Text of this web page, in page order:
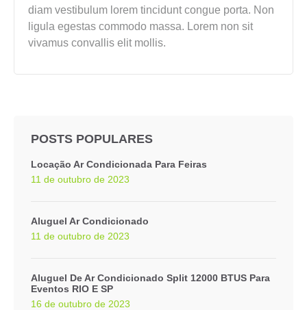
diam vestibulum lorem tincidunt congue porta. Non
ligula egestas commodo massa. Lorem non sit
vivamus convallis elit mollis.
POSTS POPULARES
Locação Ar Condicionada Para Feiras
11 de outubro de 2023
Aluguel Ar Condicionado
11 de outubro de 2023
Aluguel De Ar Condicionado Split 12000 BTUS Para
Eventos RIO E SP
16 de outubro de 2023